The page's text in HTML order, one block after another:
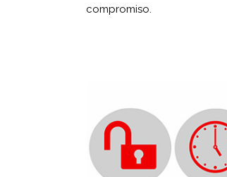
compromiso.